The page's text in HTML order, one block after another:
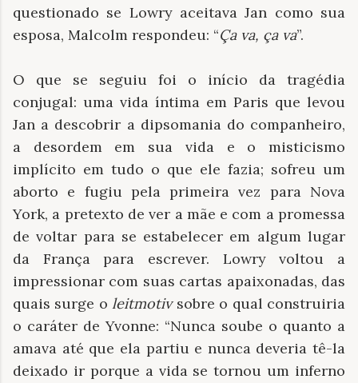
questionado se Lowry aceitava Jan como sua
esposa, Malcolm respondeu: “Ça va, ça va”.
O que se seguiu foi o início da tragédia
conjugal: uma vida íntima em Paris que levou
Jan a descobrir a dipsomania do companheiro,
a desordem em sua vida e o misticismo
implícito em tudo o que ele fazia; sofreu um
aborto e fugiu pela primeira vez para Nova
York, a pretexto de ver a mãe e com a promessa
de voltar para se estabelecer em algum lugar
da França para escrever. Lowry voltou a
impressionar com suas cartas apaixonadas, das
quais surge oleitmotivsobre o qual construiria
o caráter de Yvonne: “Nunca soube o quanto a
amava até que ela partiu e nunca deveria tê-la
deixado ir porque a vida se tornou um inferno